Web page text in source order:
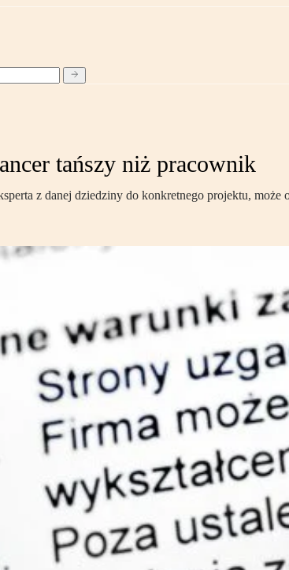
tańszy niż pracownik
z danej dziedziny do konkretnego projektu,